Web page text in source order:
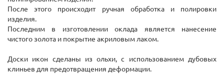
После этого происходит ручная обработка и полировки
изделия.
Последним в изготовлении оклада является нанесение
чистого золота и покрытие акриловым лаком.
Доски икон сделаны из ольхи, с использованием дубовых
клиньев для предотвращения деформации.